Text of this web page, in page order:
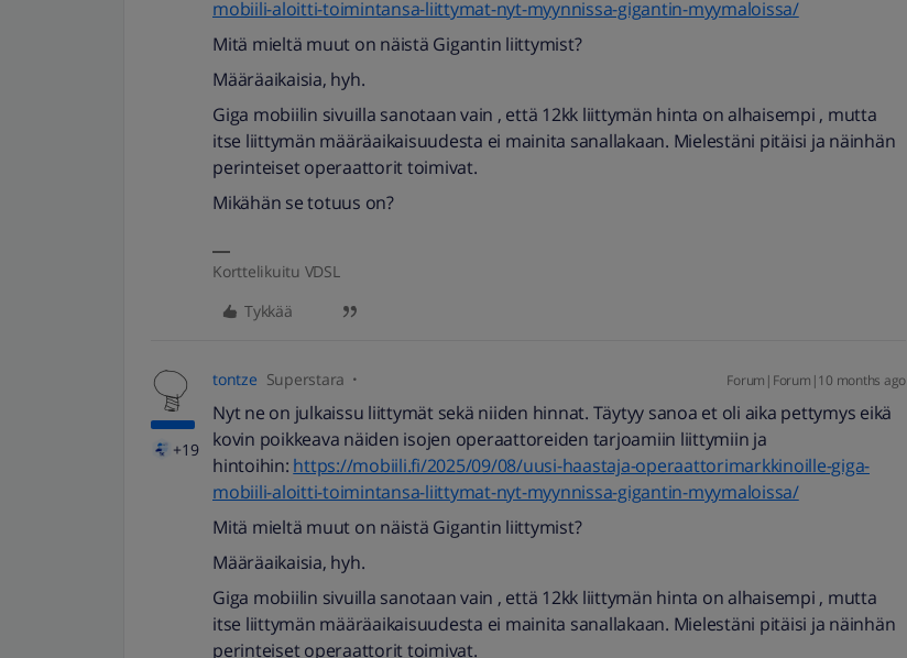
mobiili-aloitti-toimintansa-liittymat-nyt-myynnissa-gigantin-myymaloissa/
Mitä mieltä muut on näistä Gigantin liittymist?
Määräaikaisia, hyh.
Giga mobiilin sivuilla sanotaan vain , että 12kk liittymän hinta on alhaisempi , mutta
itse liittymän määräaikaisuudesta ei mainita sanallakaan. Mielestäni pitäisi ja näinhän
perinteiset operaattorit toimivat.
Mikähän se totuus on?
Korttelikuitu VDSL
Tykkää
+19
tontze Superstara Forum|Forum|10 months ago
Nyt ne on julkaissu liittymät sekä niiden hinnat. Täytyy sanoa et oli aika pettymys eikä
kovin poikkeava näiden isojen operaattoreiden tarjoamiin liittymiin ja
hintoihin: https://mobiili.fi/2025/09/08/uusi-haastaja-operaattorimarkkinoille-giga-
mobiili-aloitti-toimintansa-liittymat-nyt-myynnissa-gigantin-myymaloissa/
Mitä mieltä muut on näistä Gigantin liittymist?
Määräaikaisia, hyh.
Giga mobiilin sivuilla sanotaan vain , että 12kk liittymän hinta on alhaisempi , mutta
itse liittymän määräaikaisuudesta ei mainita sanallakaan. Mielestäni pitäisi ja näinhän
perinteiset operaattorit toimivat.